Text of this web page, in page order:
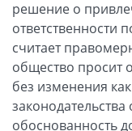
решение о
ответственности
считает
общество просит
без изменения
обоснованность